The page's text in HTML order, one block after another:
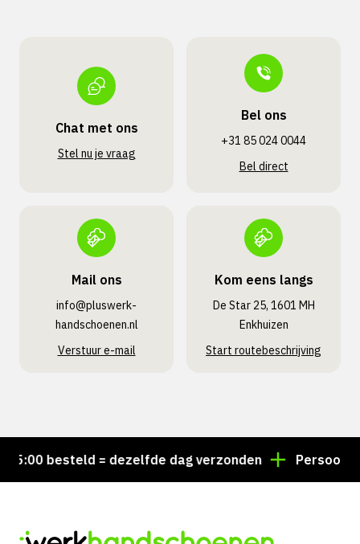
Chat met ons
Stel nu je vraag
Bel ons
+31 85 024 0044
Bel direct
Mail ons
info@pluswerk­
handschoenen.nl
Verstuur e-mail
Kom eens langs
De Star 25, 1601 MH
Enkhuizen
Start routebeschrijving
besteld = dezelfde dag verzonden Persoonlijk